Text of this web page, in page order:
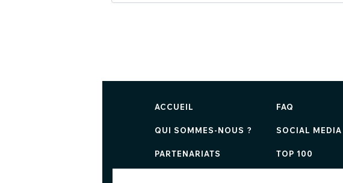
ACCUEIL
QUI SOMMES-NOUS ?
PARTENARIATS
FAQ
SOCIAL MEDIA
TOP 100